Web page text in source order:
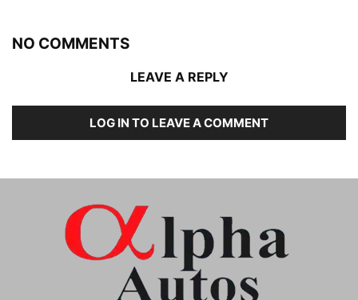
NO COMMENTS
LEAVE A REPLY
LOG IN TO LEAVE A COMMENT